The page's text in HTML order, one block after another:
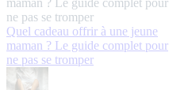
Quel cadeau offrir à une jeune
maman ? Le guide complet pour
ne pas se tromper